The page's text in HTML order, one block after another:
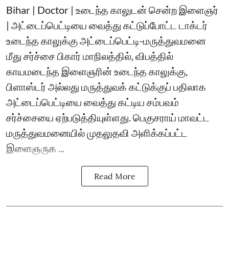
Bihar | Doctor | உடைந்த காலுடன் சென்ற இளைஞர்
| அட்டைப்பெட்டியை வைத்து கட்டுப்போட்ட டாக்டர்
உடைந்த காலுக்கு அட்டைப்பெட்டி-மருத்துவமனை
மீது சர்ச்சை பிகார் மாநிலத்தில், விபத்தில்
காயமடைந்த இளைஞரின் உடைந்த காலுக்கு,
பிளாஸ்டர் அல்லது மருத்துவக் கட்டுக்குப் பதிலாக
அட்டைப்பெட்டியை வைத்து கட்டிய சம்பவம்
சர்ச்சையை ஏற்படுத்தியுள்ளது. பெகுசராய் மாவட்ட
மருத்துவமனையில் முதலுதவி அளிக்கப்பட்ட
இளைஞருக ...
Read More